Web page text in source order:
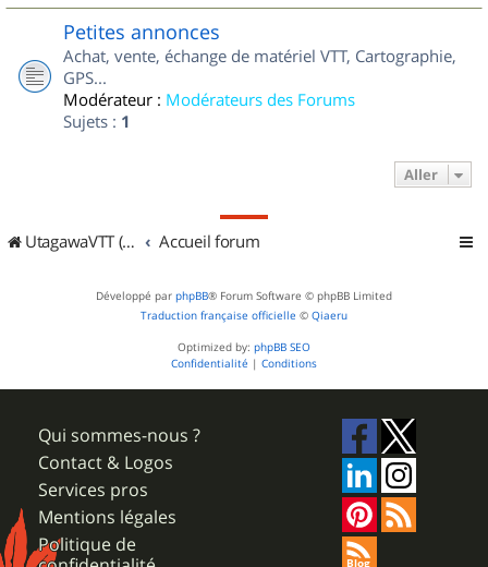
Petites annonces
Achat, vente, échange de matériel VTT, Cartographie,
GPS...
Modérateur : Modérateurs des Forums
Sujets : 1
Aller
UtagawaVTT (Randos VTT et VTTAE avec traces GPS) Accueil forum
Développé par phpBB® Forum Software © phpBB Limited
Traduction française officielle © Qiaeru
Optimized by: phpBB SEO
Confidentialité | Conditions
Qui sommes-nous ?
Contact & Logos
Services pros
Mentions légales
Politique de